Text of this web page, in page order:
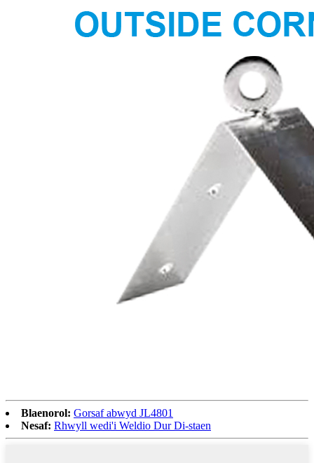
Blaenorol: Gorsaf abwyd JL4801
Nesaf: Rhwyll wedi'i Weldio Dur Di-staen